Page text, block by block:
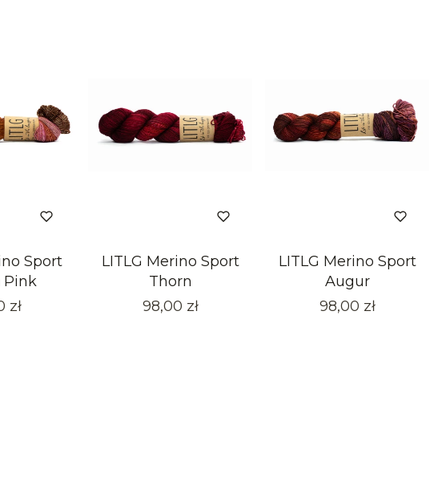
Sport
Pink
zł
LITLG Merino Sport
Thorn
Cena
98,00 zł
LITLG Merino Sport
Augur
Cena
98,00 zł